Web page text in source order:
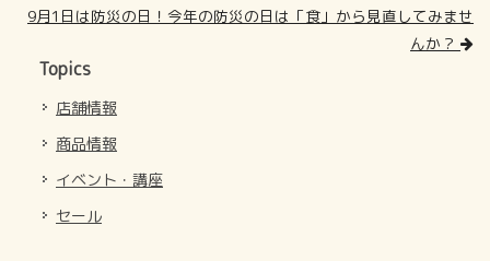
9月1日は防災の日！今年の防災の日は「食」から見直してみませ
んか？
Topics
店舗情報
商品情報
イベント・講座
セール